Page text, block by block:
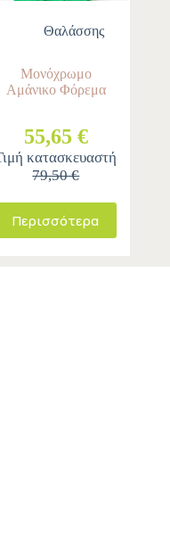
Θαλάσσης
Μονόχρωμο
Αμάνικο Φόρεμα
55,65 €
κατασκευαστή
79,50 €
Περισσότερα